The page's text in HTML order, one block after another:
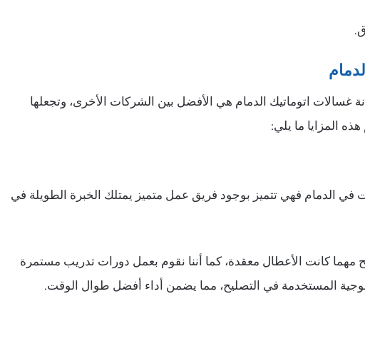
غسالات اتوماتيك الدمام هي الأفضل بين الشركات الأخرى، وتجعلها
المزايا ما يلي:
في الدمام فهي تتميز بوجود فريق عمل متميز يمتلك الخبرة الطويلة في
مهما كانت الأعطال معقدة، كما أننا نقوم بعمل دورات تدريب مستمرة
المستخدمة في التصليح، مما يضمن أداء أفضل طوال الوقت.